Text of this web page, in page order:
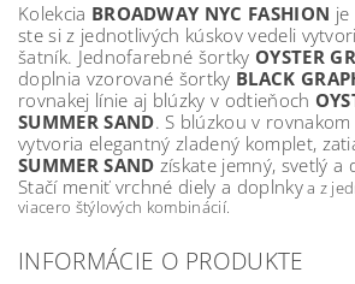
Kolekcia BROADWAY NYC FASHION
ste si z jednotlivých kúskov vedeli
šatník. Jednofarebné šortky OYSTER
doplnia vzorované šortky BLACK
rovnakej línie aj blúzky v odtieňoch
SUMMER SAND. S blúzkou v
vytvoria elegantný zladený komplet,
SUMMER SAND získate jemný, svetlý
Stačí meniť vrchné diely a doplnkya z
viacero štýlových kombinácií.
INFORMÁCIE O PRODUKTE